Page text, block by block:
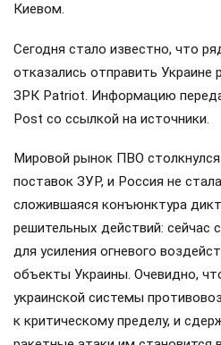
Киевом.
Сегодня стало известно, что
отказались отправить Украине
ЗРК Patriot. Информацию
Post со ссылкой на источники.
Мировой рынок ПВО
поставок ЗУР, и Россия не
сложившаяся конъюнктура
решительных действий: сейчас
для усиления огневого
объекты Украины. Очевидно,
украинской системы
к критическому пределу, и